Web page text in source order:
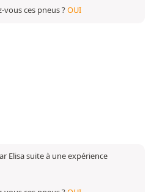
vous ces pneus ?OUI
Elisa suite à une expérience